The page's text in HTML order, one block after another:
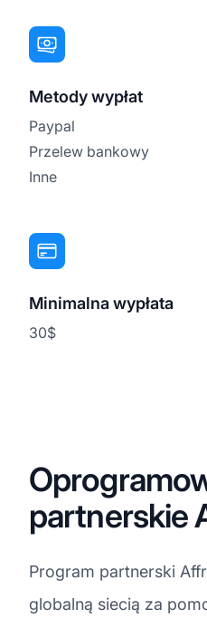
Metody wypłat
Paypal
Przelew bankowy
Inne
Minimalna wypłata
30$
partnerskie
Program partnerski
globalną siecią za